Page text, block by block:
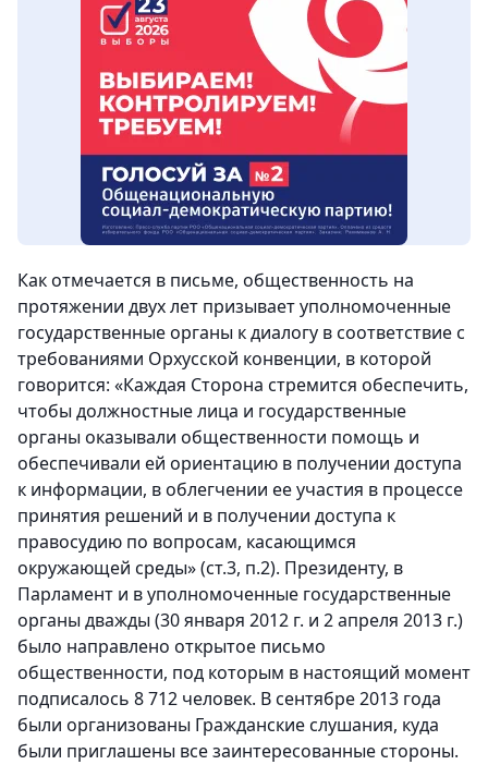
Как отмечается в письме, общественность на
протяжении двух лет призывает уполномоченные
государственные органы к диалогу в соответствие с
требованиями Орхусской конвенции, в которой
говорится: «Каждая Сторона стремится обеспечить,
чтобы должностные лица и государственные
органы оказывали общественности помощь и
обеспечивали ей ориентацию в получении доступа
к информации, в облегчении ее участия в процессе
принятия решений и в получении доступа к
правосудию по вопросам, касающимся
окружающей среды» (ст.3, п.2). Президенту, в
Парламент и в уполномоченные государственные
органы дважды (30 января 2012 г. и 2 апреля 2013 г.)
было направлено открытое письмо
общественности, под которым в настоящий момент
подписалось 8 712 человек. В сентябре 2013 года
были организованы Гражданские слушания, куда
были приглашены все заинтересованные стороны.